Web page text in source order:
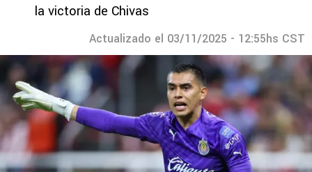
la victoria de Chivas
Actualizado el 03/11/2025 - 12:55hs CST